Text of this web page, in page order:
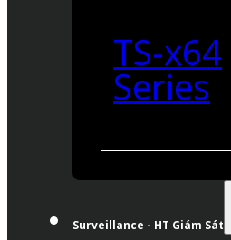
TS-x64
Series
Surveillance - HT Giám Sát